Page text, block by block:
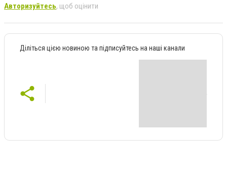
Авторизуйтесь, щоб оцінити
Діліться цією новиною та підписуйтесь на наші канали